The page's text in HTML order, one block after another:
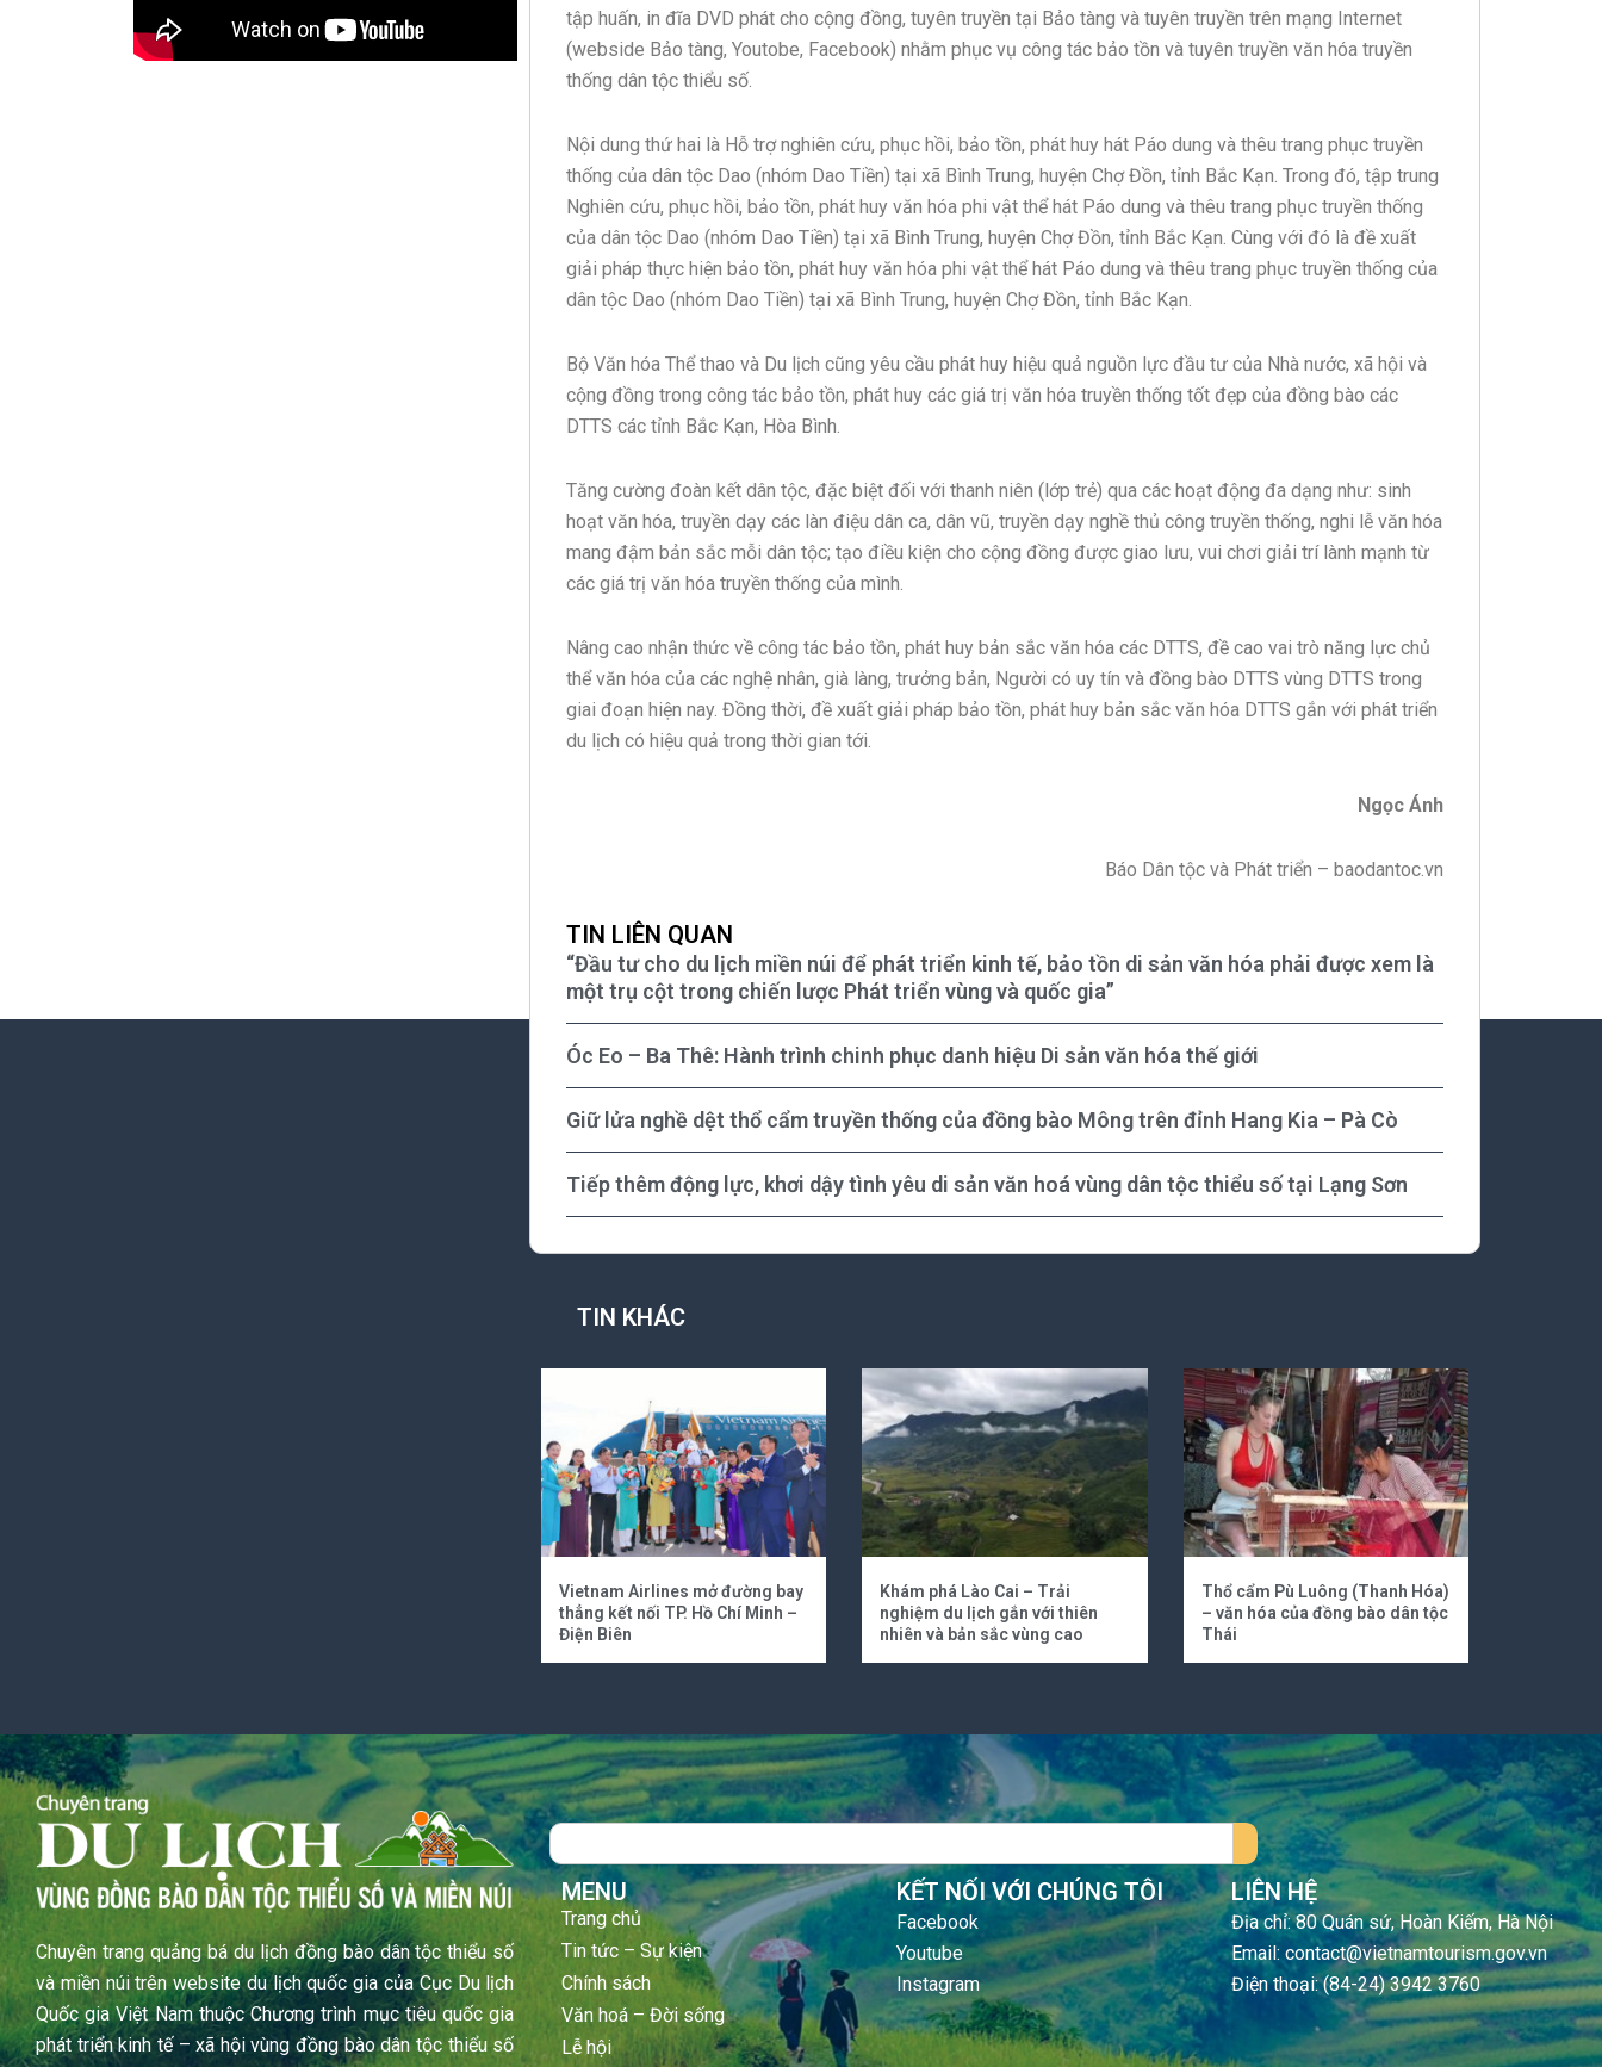
tập huấn, in đĩa DVD phát cho cộng đồng, tuyên truyền tại Bảo tàng và tuyên truyền trên mạng Internet
(webside Bảo tàng, Youtobe, Facebook) nhằm phục vụ công tác bảo tồn và tuyên truyền văn hóa truyền
thống dân tộc thiểu số.
Nội dung thứ hai là Hỗ trợ nghiên cứu, phục hồi, bảo tồn, phát huy hát Páo dung và thêu trang phục truyền
thống của dân tộc Dao (nhóm Dao Tiền) tại xã Bình Trung, huyện Chợ Đồn, tỉnh Bắc Kạn. Trong đó, tập trung
Nghiên cứu, phục hồi, bảo tồn, phát huy văn hóa phi vật thể hát Páo dung và thêu trang phục truyền thống
của dân tộc Dao (nhóm Dao Tiền) tại xã Bình Trung, huyện Chợ Đồn, tỉnh Bắc Kạn. Cùng với đó là đề xuất
giải pháp thực hiện bảo tồn, phát huy văn hóa phi vật thể hát Páo dung và thêu trang phục truyền thống của
dân tộc Dao (nhóm Dao Tiền) tại xã Bình Trung, huyện Chợ Đồn, tỉnh Bắc Kạn.
Bộ Văn hóa Thể thao và Du lịch cũng yêu cầu phát huy hiệu quả nguồn lực đầu tư của Nhà nước, xã hội và
cộng đồng trong công tác bảo tồn, phát huy các giá trị văn hóa truyền thống tốt đẹp của đồng bào các
DTTS các tỉnh Bắc Kạn, Hòa Bình.
Tăng cường đoàn kết dân tộc, đặc biệt đối với thanh niên (lớp trẻ) qua các hoạt động đa dạng như: sinh
hoạt văn hóa, truyền dạy các làn điệu dân ca, dân vũ, truyền dạy nghề thủ công truyền thống, nghi lễ văn hóa
mang đậm bản sắc mỗi dân tộc; tạo điều kiện cho cộng đồng được giao lưu, vui chơi giải trí lành mạnh từ
các giá trị văn hóa truyền thống của mình.
Nâng cao nhận thức về công tác bảo tồn, phát huy bản sắc văn hóa các DTTS, đề cao vai trò năng lực chủ
thể văn hóa của các nghệ nhân, già làng, trưởng bản, Người có uy tín và đồng bào DTTS vùng DTTS trong
giai đoạn hiện nay. Đồng thời, đề xuất giải pháp bảo tồn, phát huy bản sắc văn hóa DTTS gắn với phát triển
du lịch có hiệu quả trong thời gian tới.
Ngọc Ánh
Báo Dân tộc và Phát triển – baodantoc.vn
TIN LIÊN QUAN
“Đầu tư cho du lịch miền núi để phát triển kinh tế, bảo tồn di sản văn hóa phải được xem là
một trụ cột trong chiến lược Phát triển vùng và quốc gia”
Óc Eo – Ba Thê: Hành trình chinh phục danh hiệu Di sản văn hóa thế giới
Giữ lửa nghề dệt thổ cẩm truyền thống của đồng bào Mông trên đỉnh Hang Kia – Pà Cò
Tiếp thêm động lực, khơi dậy tình yêu di sản văn hoá vùng dân tộc thiểu số tại Lạng Sơn
TIN KHÁC
Vietnam Airlines mở đường bay
thẳng kết nối TP. Hồ Chí Minh –
Điện Biên
Khám phá Lào Cai – Trải
nghiệm du lịch gắn với thiên
nhiên và bản sắc vùng cao
Thổ cẩm Pù Luông (Thanh Hóa)
– văn hóa của đồng bào dân tộc
Thái
Chuyên trang quảng bá du lịch đồng bào dân tộc thiểu số
và miền núi trên website du lịch quốc gia của Cục Du lịch
Quốc gia Việt Nam thuộc Chương trình mục tiêu quốc gia
phát triển kinh tế – xã hội vùng đồng bào dân tộc thiểu số
Search
MENU
Trang chủ
Tin tức – Sự kiện
Chính sách
Văn hoá – Đời sống
Lễ hội
KẾT NỐI VỚI CHÚNG TÔI
Facebook
Youtube
Instagram
LIÊN HỆ
Địa chỉ: 80 Quán sứ, Hoàn Kiếm, Hà Nội
Email: contact@vietnamtourism.gov.vn
Điện thoại: (84-24) 3942 3760